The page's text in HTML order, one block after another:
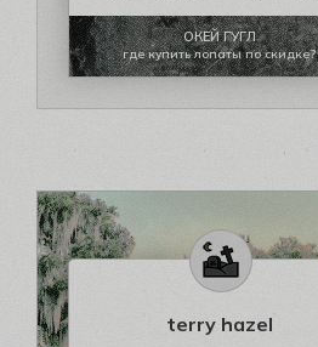
ОКЕЙ ГУГЛ
где купить лопаты по скидке?
terry hazel